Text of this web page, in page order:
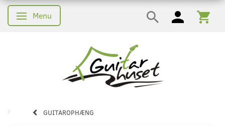
Skifte navigation
Menu
GUITAROPHÆNG